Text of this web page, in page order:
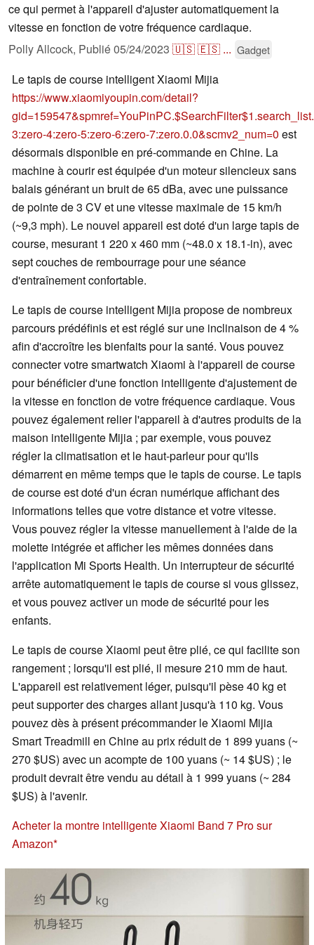
ce qui permet à l'appareil d'ajuster automatiquement la
vitesse en fonction de votre fréquence cardiaque.
Polly Allcock, Publié05/24/2023 🇺🇸🇪🇸 ... Gadget
Le tapis de course intelligent Xiaomi Mijia
https://www.xiaomiyoupin.com/detail?
3:zero-4:zero-5:zero-6:zero-7:zero.0.0&scmv2_num=0 est
désormais disponible en pré-commande en Chine. La
machine à courir est équipée d'un moteur silencieux sans
balais générant un bruit de 65 dBa, avec une puissance
de pointe de 3 CV et une vitesse maximale de 15 km/h
(~9,3 mph). Le nouvel appareil est doté d'un large tapis de
course, mesurant 1 220 x 460 mm (~48.0 x 18.1-in), avec
sept couches de rembourrage pour une séance
d'entraînement confortable.
Le tapis de course intelligent Mijia propose de nombreux
parcours prédéfinis et est réglé sur une inclinaison de 4 %
afin d'accroître les bienfaits pour la santé. Vous pouvez
connecter votre smartwatch Xiaomi à l'appareil de course
pour bénéficier d'une fonction intelligente d'ajustement de
la vitesse en fonction de votre fréquence cardiaque. Vous
pouvez également relier l'appareil à d'autres produits de la
maison intelligente Mijia ; par exemple, vous pouvez
régler la climatisation et le haut-parleur pour qu'ils
démarrent en même temps que le tapis de course. Le tapis
de course est doté d'un écran numérique affichant des
informations telles que votre distance et votre vitesse.
Vous pouvez régler la vitesse manuellement à l'aide de la
molette intégrée et afficher les mêmes données dans
l'application Mi Sports Health. Un interrupteur de sécurité
arrête automatiquement le tapis de course si vous glissez,
et vous pouvez activer un mode de sécurité pour les
enfants.
Le tapis de course Xiaomi peut être plié, ce qui facilite son
rangement ; lorsqu'il est plié, il mesure 210 mm de haut.
L'appareil est relativement léger, puisqu'il pèse 40 kg et
peut supporter des charges allant jusqu'à 110 kg. Vous
pouvez dès à présent précommander le Xiaomi Mijia
Smart Treadmill en Chine au prix réduit de 1 899 yuans (~
270 $US) avec un acompte de 100 yuans (~ 14 $US) ; le
produit devrait être vendu au détail à 1 999 yuans (~ 284
$US) à l'avenir.
Acheter la montre intelligente Xiaomi Band 7 Pro sur
Amazon